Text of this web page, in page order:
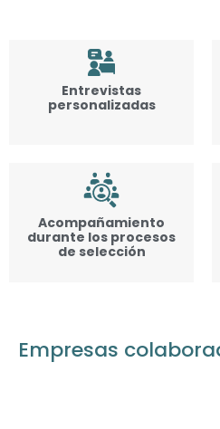
Entrevistas
personalizadas
Acompañamiento
durante los procesos
de selección
Empresas